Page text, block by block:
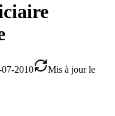
2010
Mis à jour le